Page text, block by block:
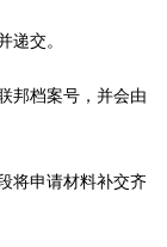
递交。
邦档案号，并会由
将申请材料补交齐